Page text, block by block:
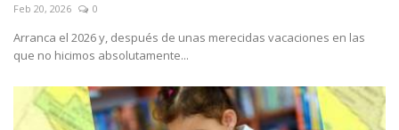
Feb 20, 2026 0
Arranca el 2026 y, después de unas merecidas vacaciones en las
que no hicimos absolutamente...